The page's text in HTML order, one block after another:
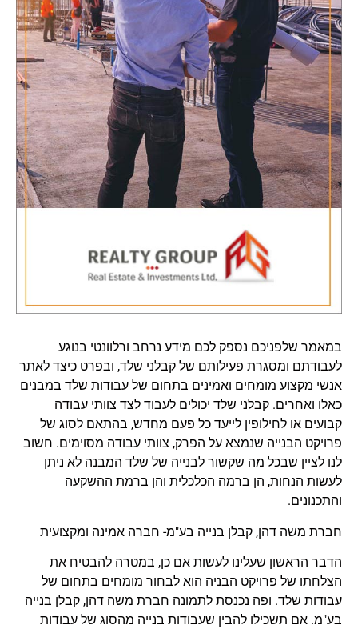
במאמר שלפניכם נספק לכם מידע נרחב ורלוונטי בנוגע
לעבודתם ומסגרת פעילותם של קבלני שלד, ובפרט כיצד לאתר
אנשי מקצוע מומחים ואמינים בתחום של עבודות שלד במבנים
כאלו ואחרים. קבלני שלד יכולים לעבוד לצד צוותי עבודה
קבועים או לחילופין לייעד כל פעם מחדש, בהתאם לסוג של
פרויקט הבנייה שנמצא על הפרק, צוותי עבודה מסוימים. חשוב
לנו לציין שבכל מה שקשור לבנייה של שלד המבנה לא ניתן
לעשות הנחות, הן ברמה הכלכלית והן ברמת ההשקעה
והתכנונים.
חברת משה דהן, קבלן בנייה בע"מ- חברה אמינה ומקצועית
הדבר הראשון שעלינו לעשות אם כן, במטרה להבטיח את
הצלחתו של פרויקט הבניה הוא לבחור מומחים בתחום של
עבודות שלד. ופה נכנסת לתמונה חברת משה דהן, קבלן בנייה
בע"מ. אם תשכילו להבין שעבודות בנייה מהסוג של עבודות